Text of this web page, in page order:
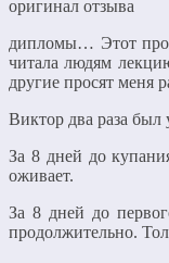
оригинал отзыва
дипломы… Этот
читала людям
другие просят меня
Виктор два раза был
За 8 дней до
оживает.
За 8 дней до
продолжительно.